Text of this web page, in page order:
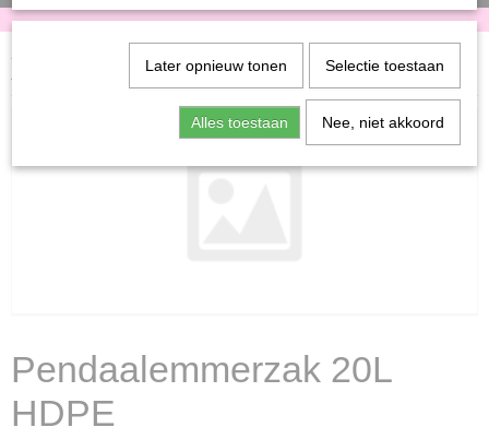
Home
HDPE
Pendaalemmerzak 20L
HDPE
Later opnieuw tonen Selectie toestaan
Alles toestaan Nee, niet akkoord